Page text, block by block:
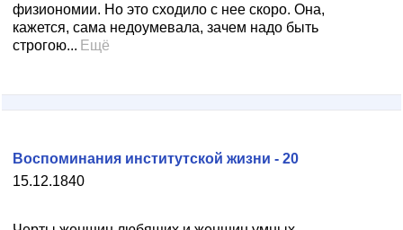
физиономии. Но это сходило с нее скоро. Она,
кажется, сама недоумевала, зачем надо быть
строгою... Ещё
15.12.1840
Воспоминания институтской жизни - 20